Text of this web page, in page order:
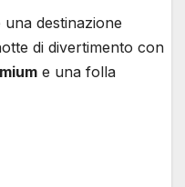
destinazione
di divertimento con
e una folla